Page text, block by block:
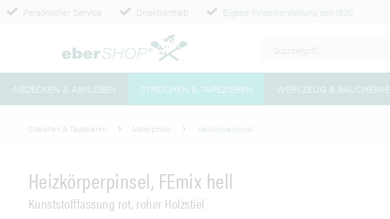
Persönlicher Service Direktvertrieb Eigene Pinselherstellung seit 1900
ABDECKEN & ABKLEBEN STREICHEN & TAPEZIEREN WERKZEUG & BAUCHEMIE
Streichen & Tapezieren Malerpinsel Heizkörperpinsel
Heizkörperpinsel, FEmix hell
Kunststofffassung rot, roher Holzstiel